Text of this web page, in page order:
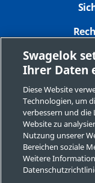
Meine
Swagelok
Ihrer Daten
Diese Website
Technologien, um
verbessern und die
Website zu
Nutzung unserer
Bereichen soziale
Weitere